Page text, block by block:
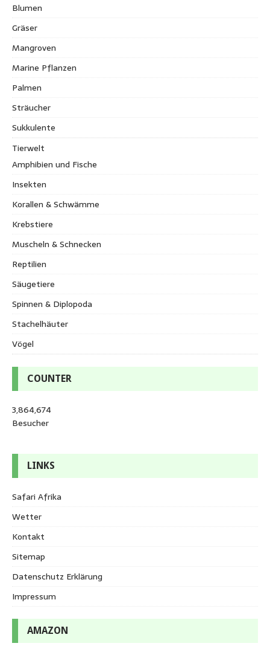
Blumen
Gräser
Mangroven
Marine Pflanzen
Palmen
Sträucher
Sukkulente
Tierwelt
Amphibien und Fische
Insekten
Korallen & Schwämme
Krebstiere
Muscheln & Schnecken
Reptilien
Säugetiere
Spinnen & Diplopoda
Stachelhäuter
Vögel
COUNTER
3,864,674
Besucher
LINKS
Safari Afrika
Wetter
Kontakt
Sitemap
Datenschutz Erklärung
Impressum
AMAZON